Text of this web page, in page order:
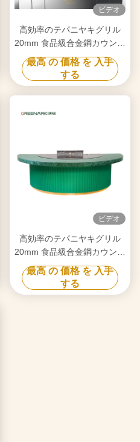
ビデオ
高効率のテパニヤキグリル
20mm 食品級合金鋼カウンタ
ートップとスマートヒート
最高 の 価格 を 入手
する
ビデオ
高効率のテパニヤキグリル
20mm 食品級合金鋼カウンタ
ートップとスマートヒート
最高 の 価格 を 入手
する